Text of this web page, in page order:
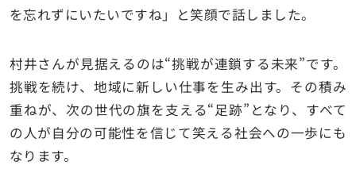
を忘れずにいたいですね」と笑顔で話しました。
村井さんが見据えるのは“挑戦が連鎖する未来”です。
挑戦を続け、地域に新しい仕事を生み出す。その積み
重ねが、次の世代の旗を支える“足跡”となり、すべて
の人が自分の可能性を信じて笑える社会への一歩にも
なります。